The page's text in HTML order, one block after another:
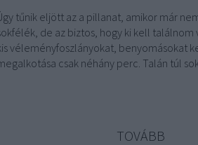
tűnik eljött az a pillanat, amikor már
de az biztos, hogy ki kell
véleményfoszlányokat, benyomásokat
csak néhány perc. Talán túl
TOVÁBB